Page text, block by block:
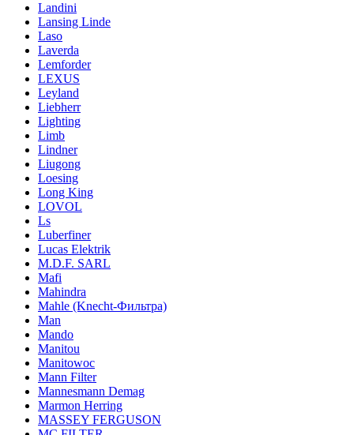
Landini
Lansing Linde
Laso
Laverda
Lemforder
LEXUS
Leyland
Liebherr
Lighting
Limb
Lindner
Liugong
Loesing
Long King
LOVOL
Ls
Luberfiner
Lucas Elektrik
M.D.F. SARL
Mafi
Mahindra
Mahle (Knecht-Фильтра)
Man
Mando
Manitou
Manitowoc
Mann Filter
Mannesmann Demag
Marmon Herring
MASSEY FERGUSON